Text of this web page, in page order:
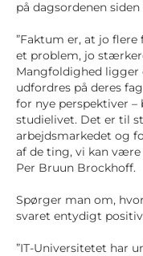
på dagsordenen siden
”Faktum er, at jo
et problem, jo
Mangfoldighed ligger
udfordres på deres
for nye perspektiver –
studielivet. Det er til
arbejdsmarkedet og
af de ting, vi kan være
Per Bruun Brockhoff.
Spørger man om,
svaret entydigt
”IT-Universitetet har